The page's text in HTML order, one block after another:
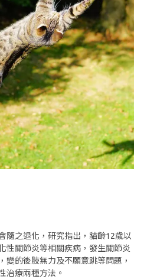
隨之退化，研究指出，貓齡12歲以
性關節炎等相關疾病，發生關節炎
變的後肢無力及不願意跳等問題，
治療兩種方法。